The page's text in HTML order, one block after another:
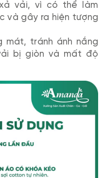
vải, vì có thể làm
và gây ra hiện tượng
mát, tránh ánh nắng
bị giòn và mất độ